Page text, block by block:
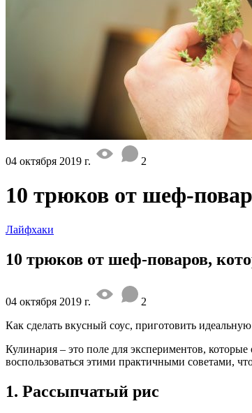
04 октября 2019 г. 2
10 трюков от шеф-
Лайфхаки
10 трюков от шеф-поваров,
04 октября 2019 г.
2
Как сделать вкусный соус, приготовить
Кулинария – это поле для экспериментов,
воспользоваться этими практичными советами,
1. Рассыпчатый рис